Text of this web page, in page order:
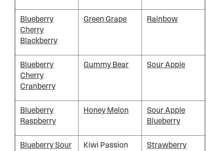
Blueberry
Cherry
Blackberry
Green Grape Rainbow
Blueberry
Cherry
Cranberry
Gummy Bear Sour Apple
Blueberry
Raspberry
Honey Melon
Sour Apple
Blueberry
Blueberry Sour
Kiwi Passion
Strawberry